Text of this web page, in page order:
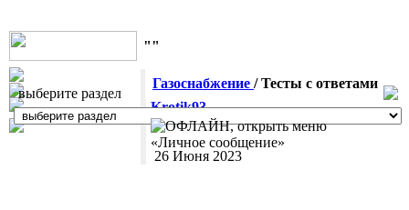
выберите раздел
""
Газоснабжение / Тесты с ответами
Krotik93
26 Июня 2023